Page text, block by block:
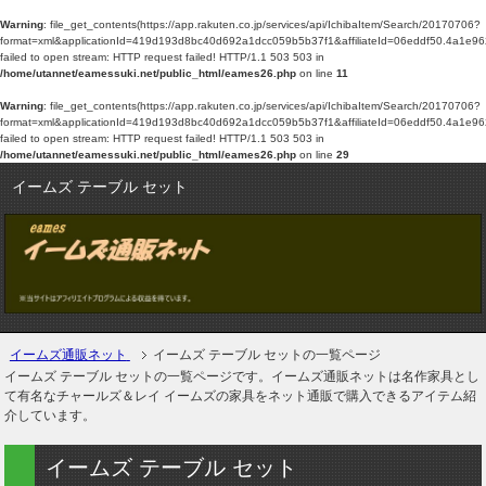
Warning: file_get_contents(https://app.rakuten.co.jp/services/api/IchibaItem/Search/20170706?
failed to open stream: HTTP request failed! HTTP/1.1 503 503 in
/home/utannet/eamessuki.net/public_html/eames26.php on line 11
Warning: file_get_contents(https://app.rakuten.co.jp/services/api/IchibaItem/Search/20170706?
failed to open stream: HTTP request failed! HTTP/1.1 503 503 in
/home/utannet/eamessuki.net/public_html/eames26.php on line 29
イームズ テーブル セット
イームズ通販ネット
イームズ テーブル セットの一覧ページ
イームズ テーブル セットの一覧ページです。イームズ通販ネットは名作家具とし
て有名なチャールズ＆レイ イームズの家具をネット通販で購入できるアイテム紹
介しています。
イームズ テーブル セット